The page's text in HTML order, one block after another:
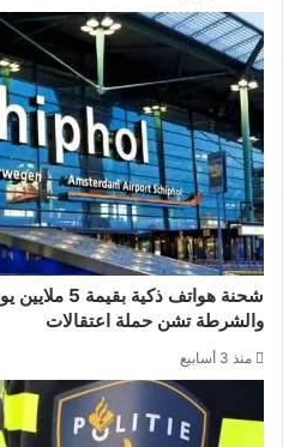
شحنة هواتف
والشرطة تشن حملة اعتقالات
منذ 3 أسابيع